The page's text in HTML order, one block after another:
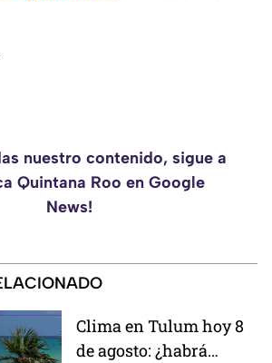
nuestro contenido, sigue a
Quintana Roo en Google
News!
Clima en Tulum hoy 8
de agosto: ¿habrá